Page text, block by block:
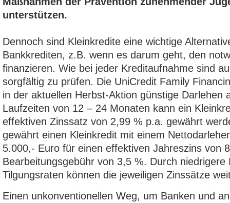
unterstützen.
Dennoch sind Kleinkredite eine wichtige
Bankkrediten, z.B. wenn es darum geht, den
finanzieren. Wie bei jeder Kreditaufnahme sind
sorgfältig zu prüfen. Die UniCredit Family
in der aktuellen Herbst-Aktion günstige Darlehen
Laufzeiten von 12 – 24 Monaten kann ein
effektiven Zinssatz von 2,99 % p.a. gewährt
gewährt einen Kleinkredit mit einem
5.000,- Euro für einen effektiven Jahreszins von
Bearbeitungsgebühr von 3,5 %. Durch niedrigere
Tilgungsraten können die jeweiligen Zinssätze
Einen unkonventionellen Weg, um Banken und